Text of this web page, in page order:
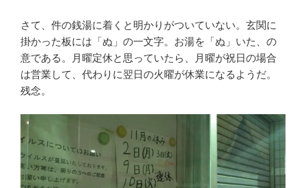
さて、件の銭湯に着くと明かりがついていない。玄関に
掛かった板には「ぬ」の一文字。お湯を「ぬ」いた、の
意である。月曜定休と思っていたら、月曜が祝日の場合
は営業して、代わりに翌日の火曜が休業になるようだ。
残念。